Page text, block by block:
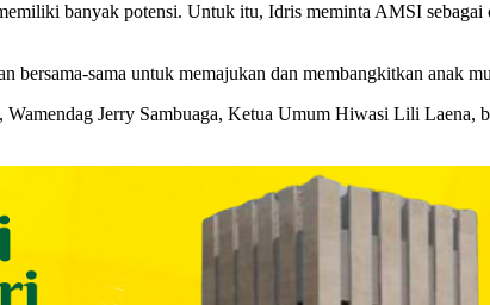
banyak potensi. Untuk itu, Idris meminta AMSI sebagai
sama untuk memajukan dan membangkitkan anak
Jerry Sambuaga, Ketua Umum Hiwasi Lili Laena,